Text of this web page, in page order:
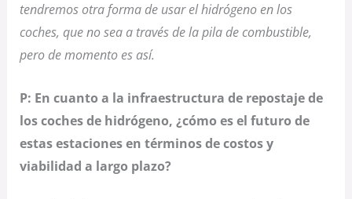
tendremos otra forma de usar el hidrógeno en los
coches, que no sea a través de la pila de combustible,
pero de momento es así.
P: En cuanto a la infraestructura de repostaje de
los coches de hidrógeno, ¿cómo es el futuro de
estas estaciones en términos de costos y
viabilidad a largo plazo?